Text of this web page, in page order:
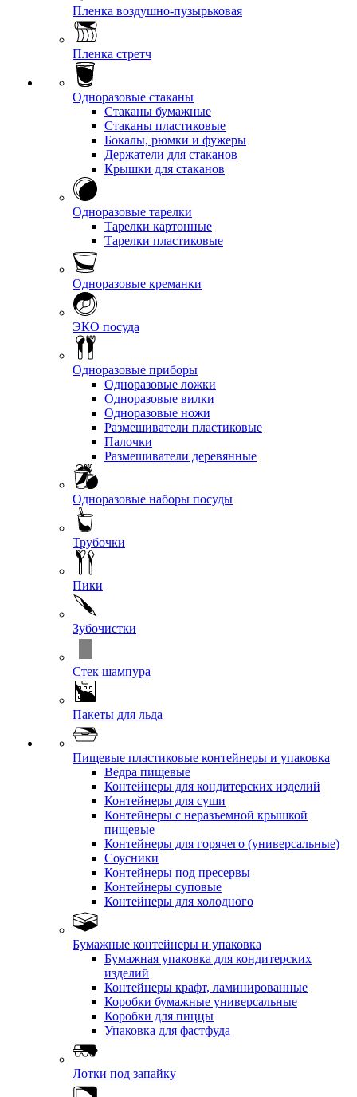
Пленка воздушно-пузырьковая
Пленка стретч
Одноразовые стаканы
Стаканы бумажные
Стаканы пластиковые
Бокалы, рюмки и фужеры
Держатели для стаканов
Крышки для стаканов
Одноразовые тарелки
Тарелки картонные
Тарелки пластиковые
Одноразовые креманки
ЭКО посуда
Одноразовые приборы
Одноразовые ложки
Одноразовые вилки
Одноразовые ножи
Размешиватели пластиковые
Палочки
Размешиватели деревянные
Одноразовые наборы посуды
Трубочки
Пики
Зубочистки
Стек шампура
Пакеты для льда
Пищевые пластиковые контейнеры и упаковка
Ведра пищевые
Контейнеры для кондитерских изделий
Контейнеры для суши
Контейнеры с неразъемной крышкой
пищевые
Контейнеры для горячего (универсальные)
Соусники
Контейнеры под пресервы
Контейнеры суповые
Контейнеры для холодного
Бумажные контейнеры и упаковка
Бумажная упаковка для кондитерских
изделий
Контейнеры крафт, ламинированные
Коробки бумажные универсальные
Коробки для пиццы
Упаковка для фастфуда
Лотки под запайку